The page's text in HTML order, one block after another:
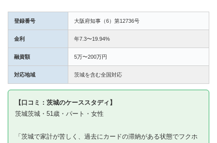
登録番号 大阪府知事（6）第12736号
金利 年7.3〜19.94%
融資額 5万〜200万円
対応地域 茨城を含む全国対応
【口コミ：茨城のケーススタディ】
茨城茨城・51歳・パート・女性
「茨城で家計が苦しく、過去にカードの滞納がある状態でフクホ